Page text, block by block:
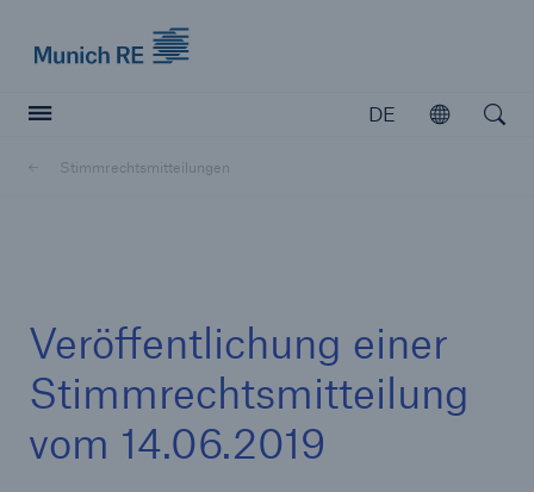
DE
Öffnen
Stimmrechtsmitteilungen
Veröffentlichung einer
Stimmrechtsmitteilung
vom 14.06.2019